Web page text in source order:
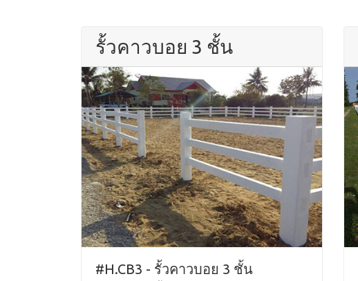
รั้วคาวบอย 3 ชั้น
#H.CB3 - รั้วคาวบอย 3 ชั้น